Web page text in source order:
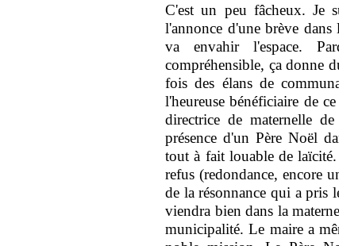
C'est un peu fâcheux. Je
l'annonce d'une brève
va envahir l'espace.
compréhensible, ça donne
fois des élans de
l'heureuse bénéficiaire de
directrice de maternelle
présence d'un Père Noël
tout à fait louable de
refus (redondance, encore
de la résonnance qui a pris
viendra bien dans la
municipalité. Le maire a